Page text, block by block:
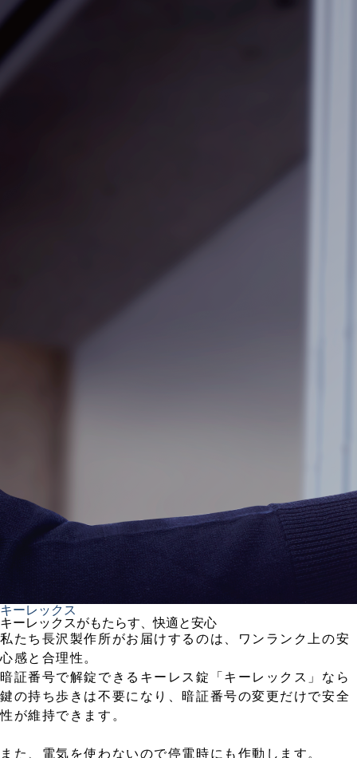
キーレックス
キーレックスがもたらす、快適と安心
私たち長沢製作所がお届けするのは、ワンランク上の安
心感と合理性。
暗証番号で解錠できるキーレス錠「キーレックス」なら
鍵の持ち歩きは不要になり、暗証番号の変更だけで安全
性が維持できます。
また、電気を使わないので停電時にも作動します。